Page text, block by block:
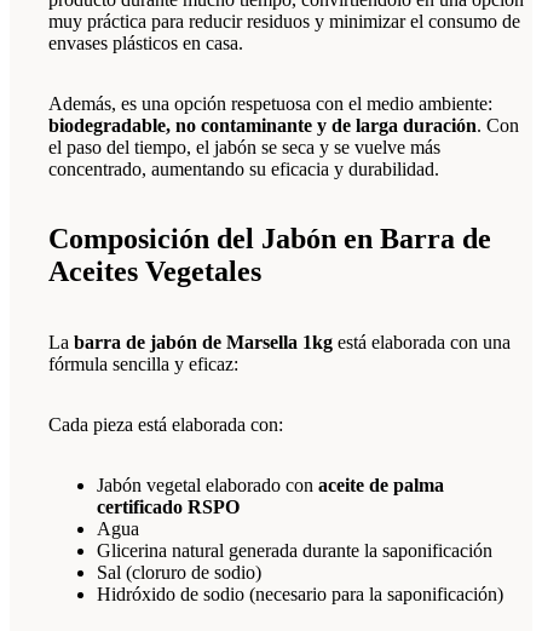
muy práctica para reducir residuos y minimizar el consumo de
envases plásticos en casa.
Además, es una opción respetuosa con el medio ambiente:
biodegradable, no contaminante y de larga duración. Con
el paso del tiempo, el jabón se seca y se vuelve más
concentrado, aumentando su eficacia y durabilidad.
Composición del Jabón en Barra de
Aceites Vegetales
La barra de jabón de Marsella 1kg está elaborada con una
fórmula sencilla y eficaz:
Cada pieza está elaborada con:
Jabón vegetal elaborado con aceite de palma
certificado RSPO
Agua
Glicerina natural generada durante la saponificación
Sal (cloruro de sodio)
Hidróxido de sodio (necesario para la saponificación)